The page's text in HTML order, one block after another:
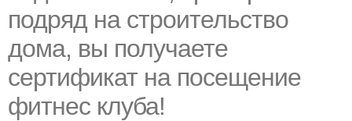
подряд на строительство
дома, вы получаете
сертификат на посещение
фитнес клуба!